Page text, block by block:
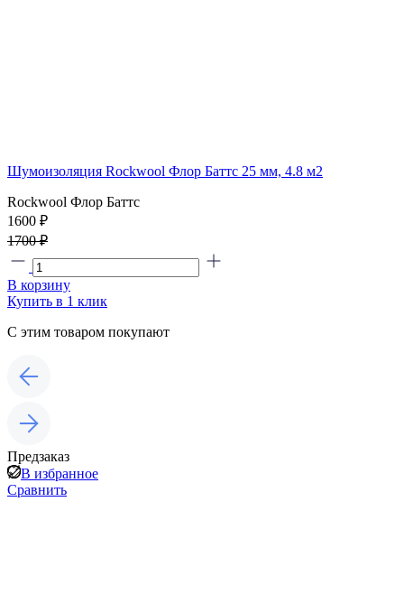
Шумоизоляция Rockwool Флор Баттс 25 мм, 4.8 м2
Rockwool Флор Баттс
1600 ₽
1700 ₽
В корзину
Купить в 1 клик
С этим товаром покупают
Предзаказ
В избранное
Сравнить